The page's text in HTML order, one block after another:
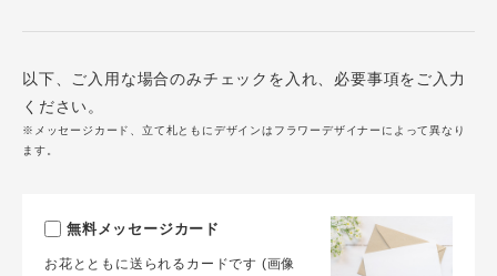
以下、ご入用な場合のみチェックを入れ、必要事項をご入力
ください。
※メッセージカード、立て札ともにデザインはフラワーデザイナーによって異なり
ます。
無料メッセージカード
お花とともに送られるカードです (画像